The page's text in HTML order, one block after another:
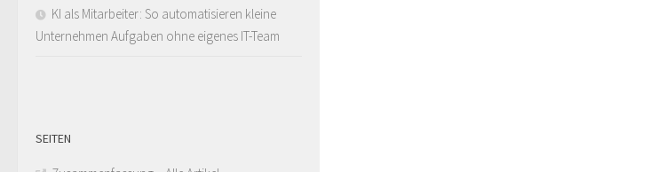
KI als Mitarbeiter: So automatisieren kleine
Unternehmen Aufgaben ohne eigenes IT-Team
SEITEN